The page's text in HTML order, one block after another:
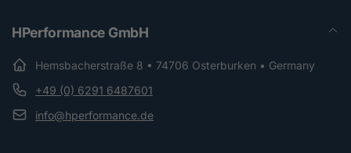
HPerformance GmbH
Hemsbacherstraße 8 • 74706 Osterburken • Germany
+49 (0) 6291 6487601
info@hperformance.de